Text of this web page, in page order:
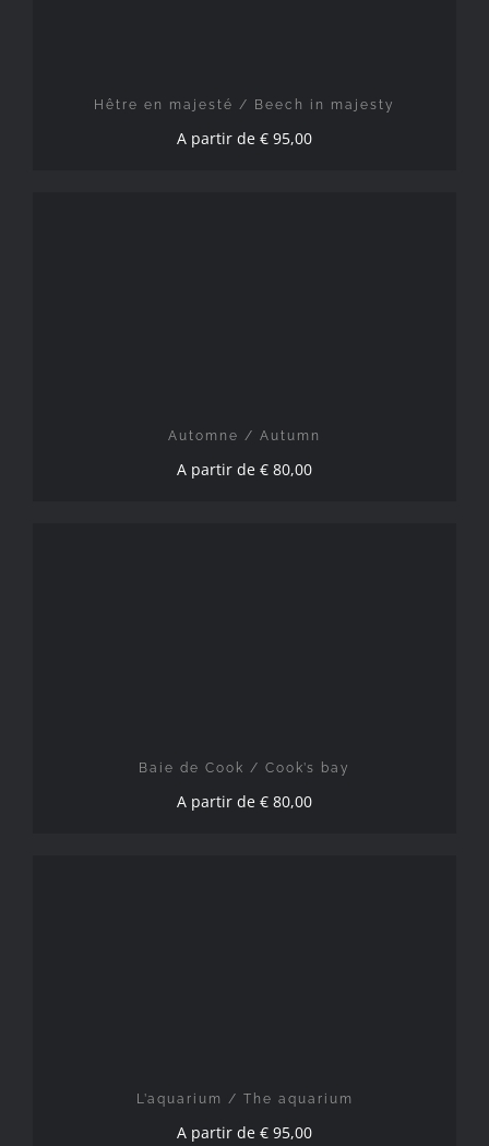
Hêtre en majesté / Beech in majesty
A partir de € 95,00
Automne / Autumn
A partir de € 80,00
Baie de Cook / Cook’s bay
A partir de € 80,00
L’aquarium / The aquarium
A partir de € 95,00